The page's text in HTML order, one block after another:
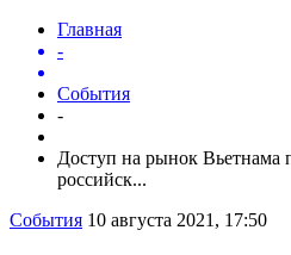
Главная
-
События
-
Доступ на рынок Вьетнама
российск...
События 10 августа 2021, 17:50